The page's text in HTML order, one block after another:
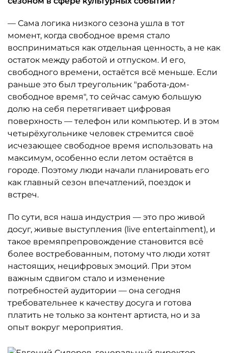
— Сама логика низкого сезона ушла в тот
момент, когда свободное время стало
восприниматься как отдельная ценность, а не как
остаток между работой и отпуском. И его,
свободного времени, остаётся всё меньше. Если
раньше это был треугольник "работа-дом-
свободное время", то сейчас самую большую
долю на себя перетягивает цифровая
поверхность — телефон или компьютер. И в этом
четырёхугольнике человек стремится своё
исчезающее свободное время использовать на
максимум, особенно если летом остаётся в
городе. Поэтому люди начали планировать его
как главный сезон впечатлений, поездок и
встреч.
По сути, вся наша индустрия — это про живой
досуг, живые выступления (live entertainment), и
такое времяпрепровождение становится всё
более востребованным, потому что люди хотят
настоящих, нецифровых эмоций. При этом
важным сдвигом стало и изменение
потребностей аудитории — она сегодня
требовательнее к качеству досуга и готова
платить не только за контент артиста, но и за
опыт вокруг мероприятия.